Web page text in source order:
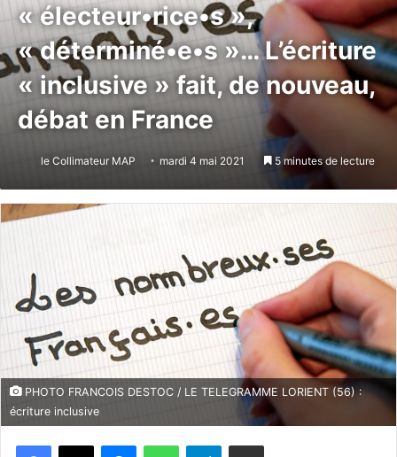
« électeur•rice•s »,
« déterminé•e•s »… L’écriture
« inclusive » fait, de nouveau,
débat en France
le Collimateur MAP mardi 4 mai 2021 5 minutes de lecture
PHOTO FRANCOIS DESTOC / LE TELEGRAMME LORIENT (56) :
écriture inclusive
WhatsApp Telegram